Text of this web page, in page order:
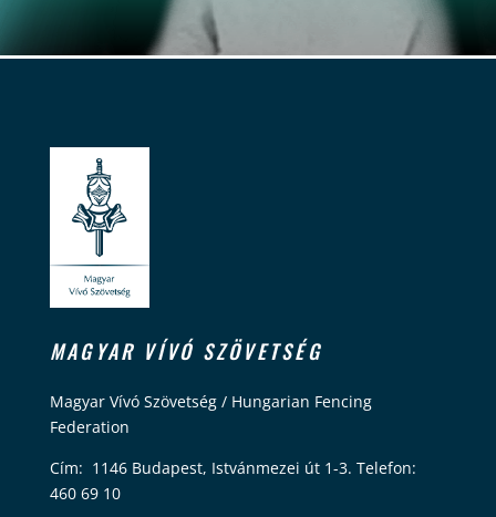
MAGYAR VÍVÓ SZÖVETSÉG
Magyar Vívó Szövetség / Hungarian Fencing
Federation
Cím: 1146 Budapest, Istvánmezei út 1-3. Telefon:
460 69 10